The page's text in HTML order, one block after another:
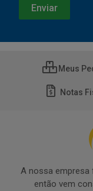
Meus
Notas
A nossa empresa
então vem